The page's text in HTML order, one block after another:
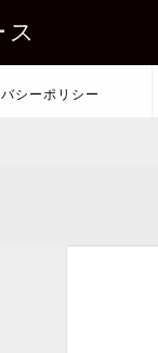
シーポリシー